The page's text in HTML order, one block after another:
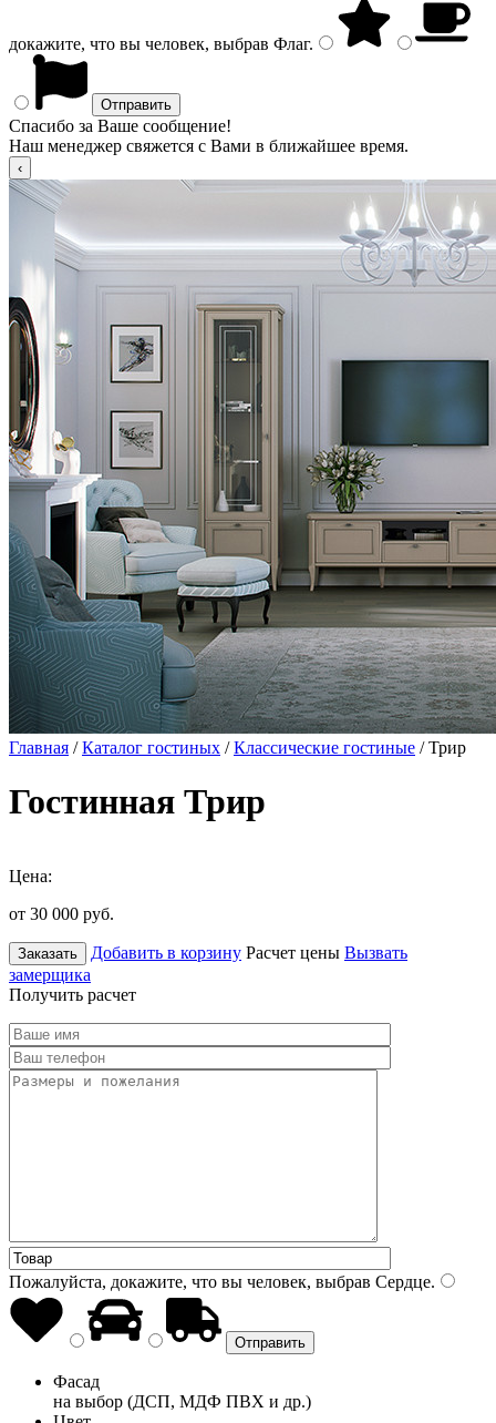
докажите, что вы человек, выбрав Флаг.
Спасибо за Ваше сообщение!
Наш менеджер свяжется с Вами в ближайшее время.
Главная /Каталог гостиных /Классические гостиные / Трир
Гостинная Трир
Цена:
от 30 000 руб.
Заказать Добавить в корзину Расчет цены Вызвать
замерщика
Получить расчет
Пожалуйста, докажите, что вы человек, выбрав Сердце.
Фасад
на выбор (ДСП, МДФ ПВХ и др.)